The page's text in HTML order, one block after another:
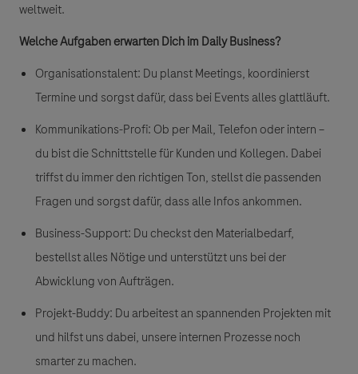
weltweit.
Welche Aufgaben erwarten Dich im Daily Business?
Organisationstalent: Du planst Meetings, koordinierst
Termine und sorgst dafür, dass bei Events alles glattläuft.
Kommunikations-Profi: Ob per Mail, Telefon oder intern –
du bist die Schnittstelle für Kunden und Kollegen. Dabei
triffst du immer den richtigen Ton, stellst die passenden
Fragen und sorgst dafür, dass alle Infos ankommen.
Business-Support: Du checkst den Materialbedarf,
bestellst alles Nötige und unterstützt uns bei der
Abwicklung von Aufträgen.
Projekt-Buddy: Du arbeitest an spannenden Projekten mit
und hilfst uns dabei, unsere internen Prozesse noch
smarter zu machen.